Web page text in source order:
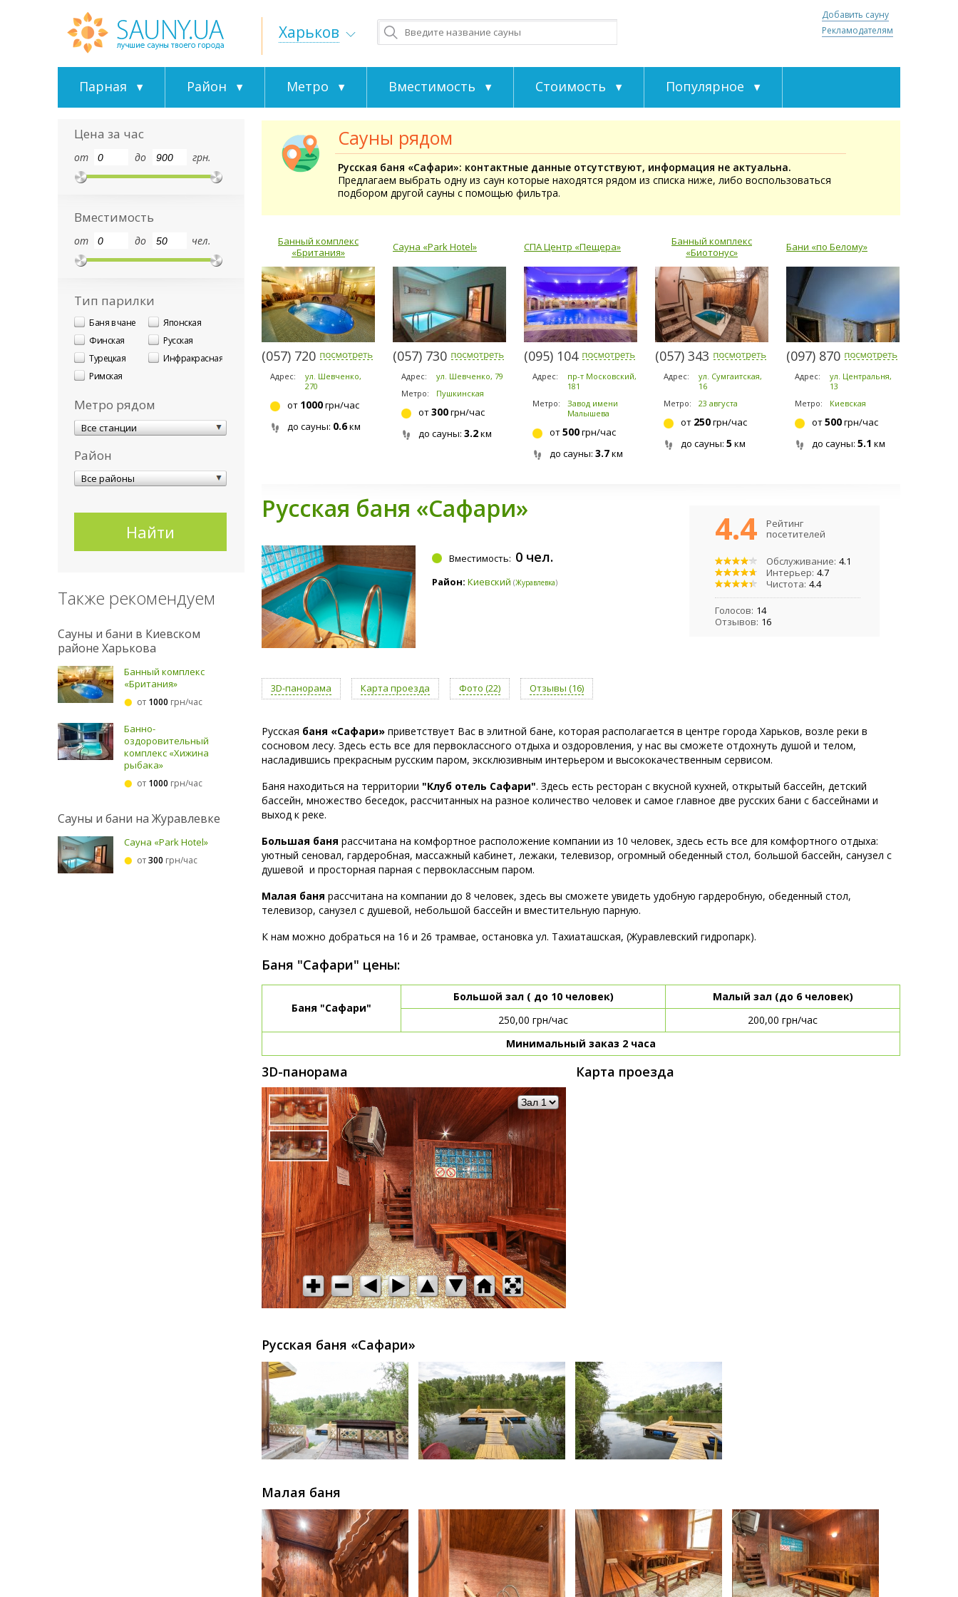
Харьков
Добавить сауну
Рекламодателям
Парная Район Метро Вместимость Стоимость Популярное
Сауны рядом
Русская баня «Сафари»: контактные данные отсутствуют, информация не актуальна.
Предлагаем выбрать одну из саун которые находятся рядом из списка ниже, либо воспользоваться
подбором другой сауны с помощью фильтра.
Банный комплекс
«Британия»
(057) 720-3960
Адрес:
ул. Шевченко,
270
от 1000грн/час
до сауны: 0.6км
Сауна «Park Hotel»
(057) 730-1718
Адрес:
ул. Шевченко, 79
Метро:
Пушкинская
от300грн/час
до сауны: 3.2км
СПА Центр «Пещера»
(095) 104-4044
Адрес:
пр-т Московский,
181
Метро:
Завод имени
Малышева
от500грн/час
до сауны: 3.7км
Банный комплекс
«Биотонус»
(057) 343-5521
Адрес:
ул. Сумгаитская,
16
Метро:
23 августа
от 250грн/час
до сауны: 5км
Бани «по Белому»
(097) 870-2015
Адрес:
ул. Центральня,
13
Метро:
Киевская
от500грн/час
до сауны: 5.1 км
Русская баня «Сафари»
Вместимость: 0 чел.
Район: Киевский (Журавлевка)
3D-панорама Карта проезда Фото (22) Отзывы (16)
4.4
Рейтинг
посетителей
Обслуживание: 4.1
Интерьер: 4.7
Чистота: 4.4
Голосов: 14
Отзывов: 16
Русская баня «Сафари» приветствует Вас в элитной бане, которая располагается в центре города Харьков, возле реки в
сосновом лесу. Здесь есть все для первоклассного отдыха и оздоровления, у нас вы сможете отдохнуть душой и телом,
насладившись прекрасным русским паром, эксклюзивным интерьером и высококачественным сервисом.
Баня находиться на территории "Клуб отель Сафари". Здесь есть ресторан с вкусной кухней, открытый бассейн, детский
бассейн, множество беседок, рассчитанных на разное количество человек и самое главное две русских бани с бассейнами и
выход к реке.
Большая баня рассчитана на комфортное расположение компании из 10 человек, здесь есть все для комфортного отдыха:
уютный сеновал, гардеробная, массажный кабинет, лежаки, телевизор, огромный обеденный стол, большой бассейн, санузел с
душевой и просторная парная с первоклассным паром.
Малая баня рассчитана на компании до 8 человек, здесь вы сможете увидеть удобную гардеробную, обеденный стол,
телевизор, санузел с душевой, небольшой бассейн и вместительную парную.
К нам можно добраться на 16 и 26 трамвае, остановка ул. Тахиаташская, (Журавлевский гидропарк).
Баня "Сафари" цены:
Баня "Сафари"
Большой зал ( до 10 человек)
Малый зал (до 6 человек)
250,00 грн/час
200,00 грн/час
Минимальный заказ 2 часа
3D-панорама Карта проезда
Русская баня «Сафари»
Малая баня
Цена за час
от до грн.
Вместимость
от до чел.
Тип парилки
Баня в чане
Японская
Финская
Русская
Турецкая
Инфракрасная
Римская
Метро рядом
Все станции
Район
Все районы
Также рекомендуем
Сауны и бани в Киевском
районе Харькова
Банный комплекс
«Британия»
от 1000 грн/час
Банно-
оздоровительный
комплекс «Хижина
рыбака»
от 1000 грн/час
Сауны и бани на Журавлевке
Сауна «Park Hotel»
от300 грн/час